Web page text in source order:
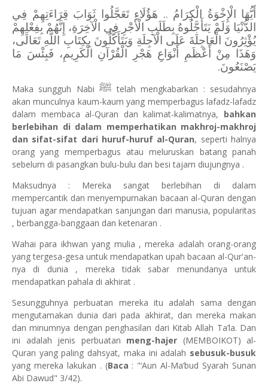
أَيُّهَا الْإِخْوَةُ الْكِرَامُ .. هَؤُلَاءِ تَعَجَّلُوا ثَوَابَ قِرَاءَتِهِمْ فِي
الدُّنْيَا وَلَمْ يَتَأَجَّلُوهُ بِطَلَبِ الْأَجْرِ فِي الْآخِرَةِ، إِنَّهُمْ بِفِعْلِهِمْ
يُؤْثِرُونَ الْعَاجِلَةَ عَلَى الْآجِلَةِ وَيَتَأَكَّلُونَ بِكِتَابِ اللَّهِ تَعَالَى،
وَهَذَا مِنْ أَعْظَمِ أَنْوَاعِ هَجْرِ الْقُرْآنِ الْكَرِيمِ، فَبِئْسَ مَا
يَصْنَعُونَ.
Maka sungguh Nabi ﷺ telah mengkabarkan : sesudahnya
akan munculnya kaum-kaum yang memperbagus lafadz-lafadz
dalam membaca al-Quran dan kalimat-kalimatnya, bahkan
berlebihan di dalam memperhatikan makhroj-makhroj
dan sifat-sifat dari huruf-huruf al-Quran, seperti halnya
orang yang memperbagus atau meluruskan batang panah
sebelum di pasangkan bulu-bulu dan besi tajam diujungnya .
Maksudnya : Mereka sangat berlebihan di dalam
mempercantik dan menyempurnakan bacaan al-Quran dengan
tujuan agar mendapatkan sanjungan dari manusia, popularitas
, berbangga-banggaan dan ketenaran .
Wahai para ikhwan yang mulia , mereka adalah orang-orang
yang tergesa-gesa untuk mendapatkan upah bacaan al-Qur'an-
nya di dunia , mereka tidak sabar menundanya untuk
mendapatkan pahala di akhirat .
Sesungguhnya perbuatan mereka itu adalah sama dengan
mengutamakan dunia dari pada akhirat, dan mereka makan
dan minumnya dengan penghasilan dari Kitab Allah Ta’la. Dan
ini adalah jenis perbuatan meng-hajer (MEMBOIKOT) al-
Quran yang paling dahsyat, maka ini adalah sebusuk-busuk
yang mereka lakukan . (Baca : "‘Aun Al-Ma‘bud Syarah Sunan
Abi Dawud" 3/42).